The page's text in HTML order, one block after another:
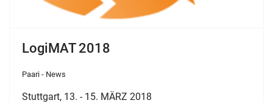
LogiMAT 2018
Paari - News
Stuttgart, 13. - 15. MÄRZ 2018